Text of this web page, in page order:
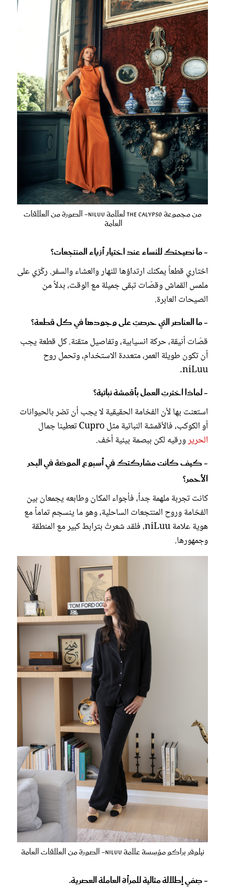
من مجموعة The Calypso لعلامة niLuu- الصورة من العلاقات
العامة
- ما نصيحتك للنساء عند اختيار أزياء المنتجعات؟
اختاري قطعاً يمكنك ارتداؤها للنهار والعشاء والسفر. ركّزي على
ملمس القماش وقصّات تبقى جميلة مع الوقت، بدلاً من
الصيحات العابرة.
- ما العناصر التي حرصتِ على وجودها في كل قطعة؟
قصّات أنيقة، حركة انسيابية، وتفاصيل متقنة. كل قطعة يجب
أن تكون طويلة العمر، متعددة الاستخدام، وتحمل روح
niLuu.
- لماذا اخترتِ العمل بأقمشة نباتية؟
استعنت بها لأن الفخامة الحقيقية لا يجب أن تضر بالحيوانات
أو الكوكب، فالأقمشة النباتية مثل Cupro تعطينا جمال
الحريرورقيه لكن ببصمة بيئية أخف.
- كيف كانت مشاركتك في أسبوع الموضة في البحر
الأحمر؟
كانت تجربة ملهمة جداً، فأجواء المكان وطابعه يجمعان بين
الفخامة وروح المنتجعات الساحلية، وهو ما ينسجم تماماً مع
هوية علامة niLuu، فلقد شعرتُ بترابط كبير مع المنطقة
وجمهورها.
نيلوفر براكو مؤسِسة علامة niLuu- الصورة من العلاقات العامة
- صِفي إطلالة مثالية للمرأة العاملة العصرية.